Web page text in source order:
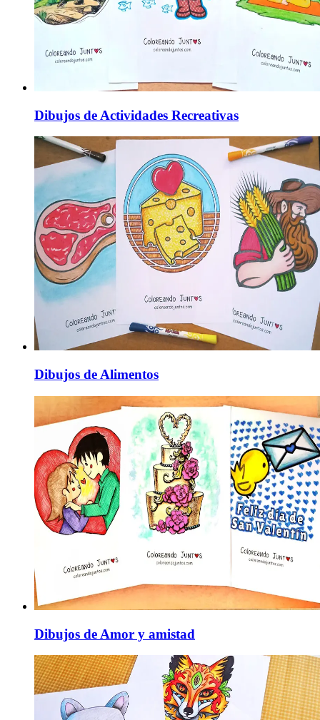
Dibujos de Actividades Recreativas
Dibujos de Alimentos
Dibujos de Amor y amistad